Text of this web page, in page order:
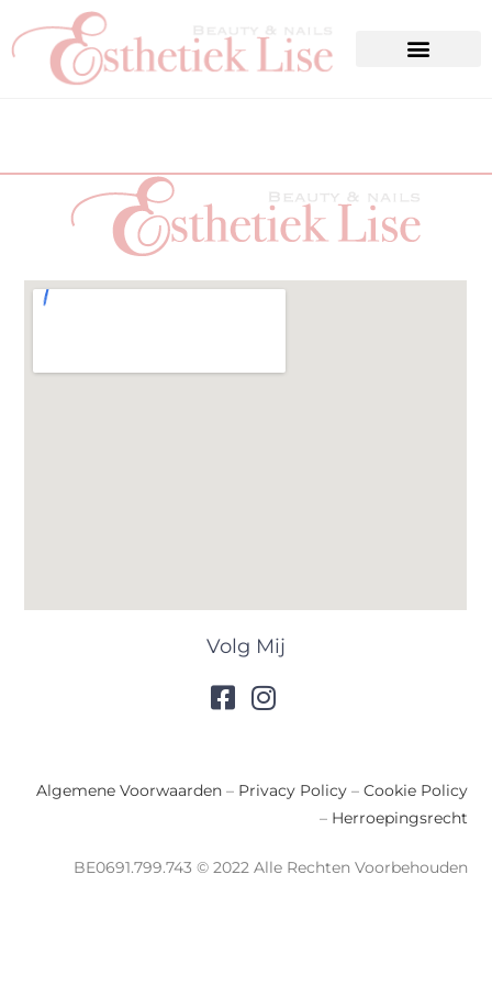
Volg Mij
Algemene Voorwaarden– Privacy Policy– Cookie Policy
– Herroepingsrecht
BE0691.799.743 © 2022 Alle Rechten Voorbehouden